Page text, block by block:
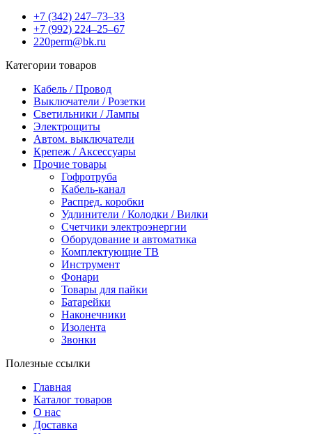
+7 (342) 247‒73‒33
+7 (992) 224‒25‒67
220perm@bk.ru
Категории товаров
Кабель / Провод
Выключатели / Розетки
Светильники / Лампы
Электрощиты
Автом. выключатели
Крепеж / Аксессуары
Прочие товары
Гофротруба
Кабель-канал
Распред. коробки
Удлинители / Колодки / Вилки
Счетчики электроэнергии
Оборудование и автоматика
Комплектующие ТВ
Инструмент
Фонари
Товары для пайки
Батарейки
Наконечники
Изолента
Звонки
Полезные ссылки
Главная
Каталог товаров
О нас
Доставка